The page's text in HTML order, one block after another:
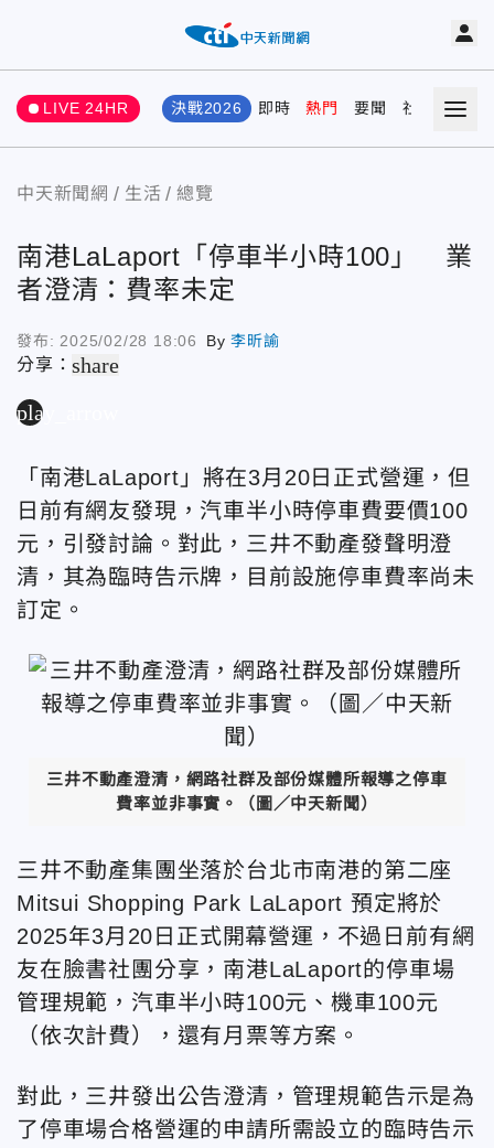
LIVE 24HR 決戰2026 即時 熱門 要聞 社會 娛樂
中天新聞網 生活 總覽
南港LaLaport「停車半小時100」 業
者澄清：費率未定
發布: 2025/02/28 18:06 By李昕諭
分享：share
play_arrow
「南港LaLaport」將在3月20日正式營運，但
日前有網友發現， 汽車半小時停車費要價100
元， 引發討論。對此，三井不動產發聲明澄
清，其為臨時告示牌，目前設施停車費率尚未
訂定。
三井不動產澄清，網路社群及部份媒體所報導之停車
費率並非事實 。（圖／中天新聞）
三井不動產集團坐落於台北市南港的第二座
Mitsui Shopping Park LaLaport 預定將於
2025年3月20日正式開幕營運，不過日前有網
友在臉書社團分享，南港LaLaport的停車場
管理規範，汽車半小時100元、機車100元
（依次計費），還有月票等方案。
對此，三井發出公告澄清，管理規範告示是為
了停車場合格營運的申請所需設立的臨時告示